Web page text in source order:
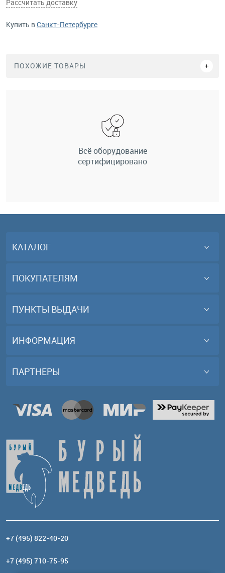
Рассчитать доставку
Купить вСанкт-Петербурге
ПОХОЖИЕ ТОВАРЫ
Всё оборудование
сертифицировано
КАТАЛОГ
ПОКУПАТЕЛЯМ
ПУНКТЫ ВЫДАЧИ
ИНФОРМАЦИЯ
ПАРТНЕРЫ
+7 (495) 822-40-20
+7 (495) 710-75-95